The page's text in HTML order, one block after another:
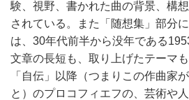
験、視野、書かれた曲の背景、構
されている。また「随想集」部分
は、30年代前半から没年である
文章の長短も、取り上げたテーマ
「自伝」以降（つまりこの作曲家
と）のプロコフィエフの、芸術や